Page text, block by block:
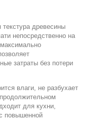
древесины
непосредственно на
затраты без потери
влаги, не разбухает
для кухни,
повышенной